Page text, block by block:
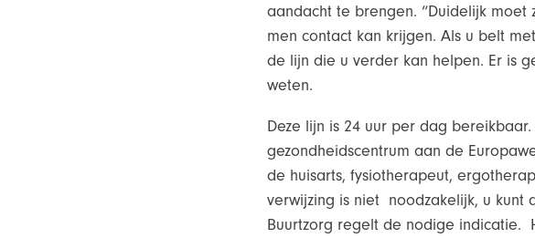
aandacht te brengen. “Duidelijk
men contact kan krijgen. Als u belt
de lijn die u verder kan helpen. Er is
weten.
Deze lijn is 24 uur per dag
gezondheidscentrum aan de
de huisarts, fysiotherapeut,
verwijzing is niet noodzakelijk, u kunt
Buurtzorg regelt de nodige indicatie.